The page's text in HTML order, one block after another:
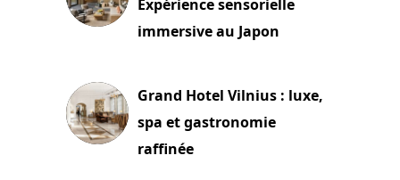
Expérience sensorielle
immersive au Japon
Grand Hotel Vilnius : luxe,
spa et gastronomie
raffinée